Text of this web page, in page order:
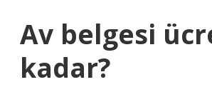
Av belgesi
kadar?